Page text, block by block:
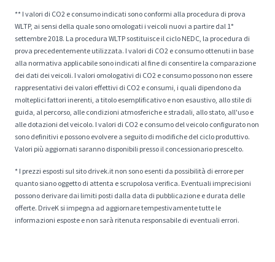
** I valori di CO2 e consumo indicati sono conformi alla procedura di prova
WLTP, ai sensi della quale sono omologati i veicoli nuovi a partire dal 1°
settembre 2018. La procedura WLTP sostituisce il ciclo NEDC, la procedura di
prova precedentemente utilizzata. I valori di CO2 e consumo ottenuti in base
alla normativa applicabile sono indicati al fine di consentire la comparazione
dei dati dei veicoli. I valori omologativi di CO2 e consumo possono non essere
rappresentativi dei valori effettivi di CO2 e consumi, i quali dipendono da
molteplici fattori inerenti, a titolo esemplificativo e non esaustivo, allo stile di
guida, al percorso, alle condizioni atmosferiche e stradali, allo stato, all'uso e
alle dotazioni del veicolo. I valori di CO2 e consumo del veicolo configurato non
sono definitivi e possono evolvere a seguito di modifiche del ciclo produttivo.
Valori più aggiornati saranno disponibili presso il concessionario prescelto.
* I prezzi esposti sul sito drivek.it non sono esenti da possibilità di errore per
quanto siano oggetto di attenta e scrupolosa verifica. Eventuali imprecisioni
possono derivare dai limiti posti dalla data di pubblicazione e durata delle
offerte. DriveK si impegna ad aggiornare tempestivamente tutte le
informazioni esposte e non sarà ritenuta responsabile di eventuali errori.